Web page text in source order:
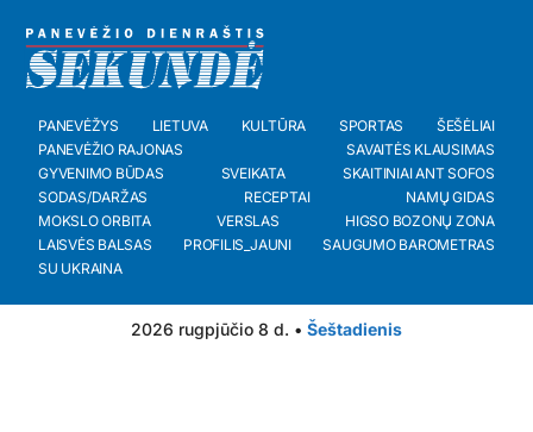
PANEVĖŽYS LIETUVA KULTŪRA SPORTAS
ŠEŠĖLIAI
PANEVĖŽIO RAJONAS
SAVAITĖS KLAUSIMAS
GYVENIMO BŪDAS
SVEIKATA
SKAITINIAI ANT SOFOS
SODAS/DARŽAS
RECEPTAI
NAMŲ GIDAS
MOKSLO ORBITA
VERSLAS
HIGSO BOZONŲ ZONA
LAISVĖS BALSAS
PROFILIS_JAUNI
SAUGUMO BAROMETRAS
SU UKRAINA
2026 rugpjūčio 8 d. • Šeštadienis